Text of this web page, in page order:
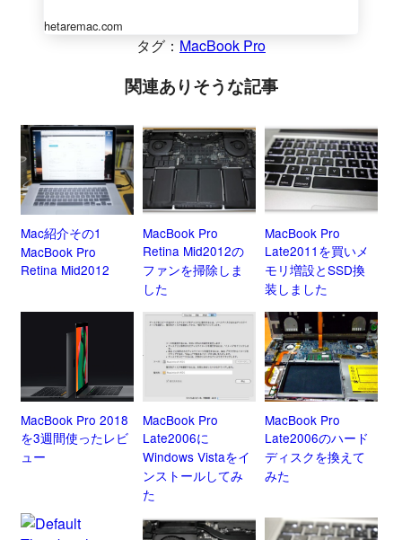
hetaremac.com
タグ： MacBook Pro
関連ありそうな記事
Mac紹介その1
MacBook Pro
Retina Mid2012
MacBook Pro
Retina Mid2012の
ファンを掃除しま
した
MacBook Pro
Late2011を買いメ
モリ増設とSSD換
装しました
MacBook Pro 2018
を3週間使ったレビ
ュー
MacBook Pro
Late2006に
Windows Vistaをイ
ンストールしてみ
た
MacBook Pro
Late2006のハード
ディスクを換えて
みた